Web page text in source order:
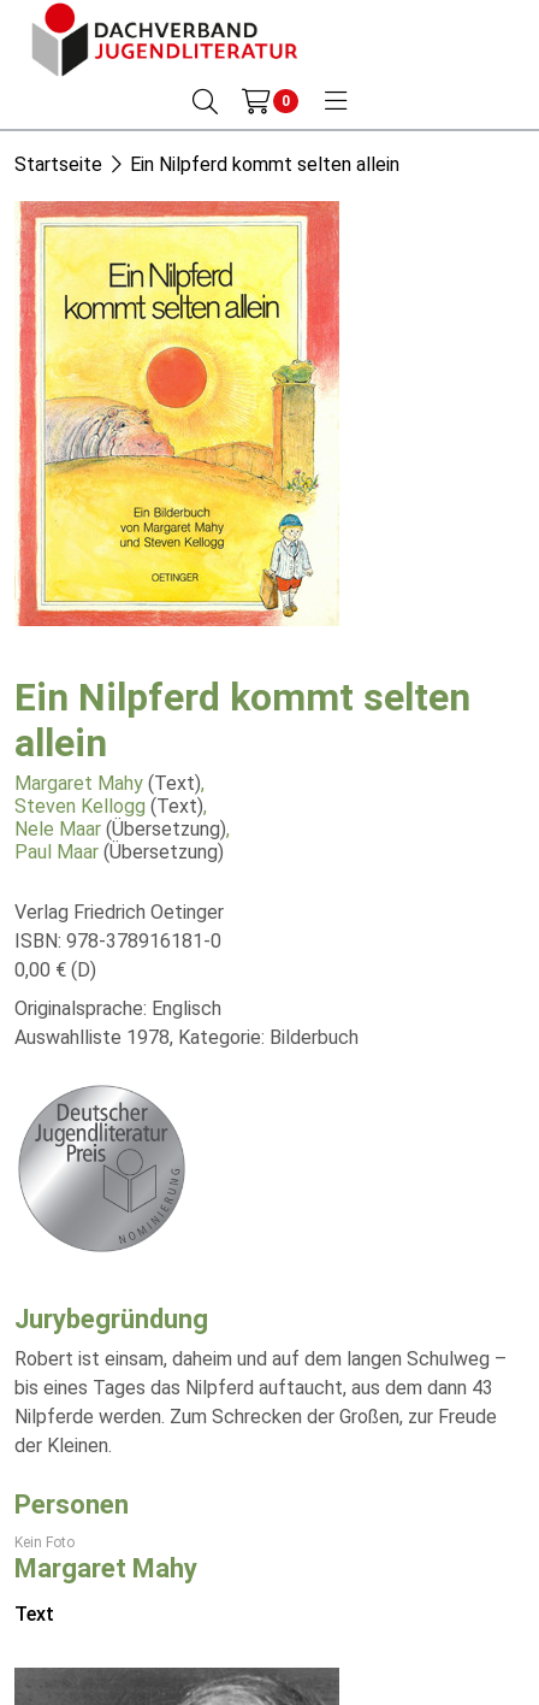
0
Startseite Ein Nilpferd kommt selten allein
Ein Nilpferd kommt selten
allein
Margaret Mahy (Text),
Steven Kellogg (Text),
Nele Maar (Übersetzung),
Paul Maar (Übersetzung)
Verlag Friedrich Oetinger
ISBN: 978-378916181-0
0,00 € (D)
Originalsprache: Englisch
Auswahlliste 1978, Kategorie: Bilderbuch
Jurybegründung
Robert ist einsam, daheim und auf dem langen Schulweg –
bis eines Tages das Nilpferd auftaucht, aus dem dann 43
Nilpferde werden. Zum Schrecken der Großen, zur Freude
der Kleinen.
Personen
Kein Foto
Margaret Mahy
Text